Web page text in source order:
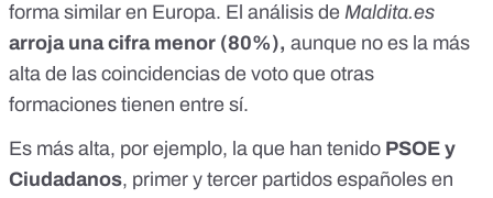
forma similar en Europa. El análisis de Maldita.es
arroja una cifra menor (80%), aunque no es la más
alta de las coincidencias de voto que otras
formaciones tienen entre sí.
Es más alta, por ejemplo, la que han tenido PSOE y
Ciudadanos, primer y tercer partidos españoles en